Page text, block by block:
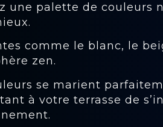
une palette de couleurs
comme le blanc, le
zen.
se marient
à votre terrasse de